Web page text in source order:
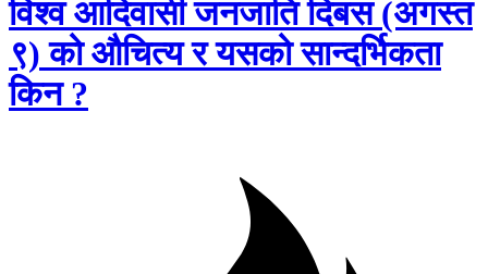
विश्व आदिवासी जनजाति दिबस (अगस्त
९) को औचित्य र यसको सान्दर्भिकता
किन ?